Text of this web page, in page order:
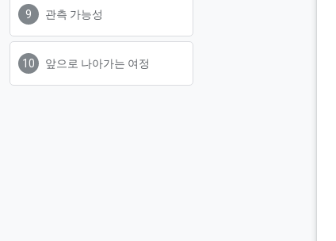
관측 가능성
앞으로 나아가는 여정